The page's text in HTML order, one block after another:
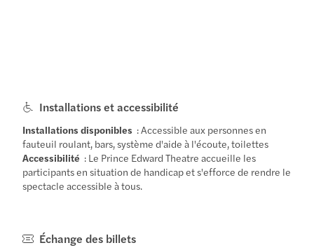
Installations et accessibilité
Installations disponibles : Accessible aux personnes en
fauteuil roulant, bars, système d'aide à l'écoute, toilettes
Accessibilité : Le Prince Edward Theatre accueille les
participants en situation de handicap et s'efforce de rendre le
spectacle accessible à tous.
Échange des billets